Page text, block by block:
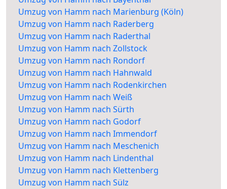
Umzug von Hamm nach Marienburg (Köln)
Umzug von Hamm nach Raderberg
Umzug von Hamm nach Raderthal
Umzug von Hamm nach Zollstock
Umzug von Hamm nach Rondorf
Umzug von Hamm nach Hahnwald
Umzug von Hamm nach Rodenkirchen
Umzug von Hamm nach Weiß
Umzug von Hamm nach Sürth
Umzug von Hamm nach Godorf
Umzug von Hamm nach Immendorf
Umzug von Hamm nach Meschenich
Umzug von Hamm nach Lindenthal
Umzug von Hamm nach Klettenberg
Umzug von Hamm nach Sülz